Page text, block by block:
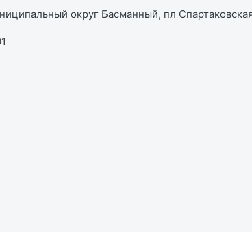
округ Басманный, пл